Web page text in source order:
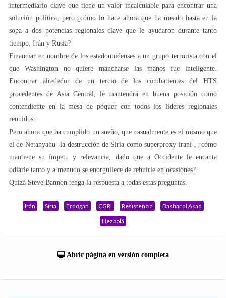
intermediario clave que tiene un valor incalculable para encontrar una
solución política, pero ¿cómo lo hace ahora que ha meado hasta en la
sopa a dos potencias regionales clave que le ayudaron durante tanto
tiempo, Irán y Rusia?
Financiar en nombre de los estadounidenses a un grupo terrorista con el
que Washington no quiere mancharse las manos fue inteligente.
Encontrar alrededor de un tercio de los combatientes del HTS
procedentes de Asia Central, le mantendrá en buena posición como
contendiente en la mesa de póquer con todos los líderes regionales
reunidos.
Pero ahora que ha cumplido un sueño, que casualmente es el mismo que
el de Netanyahu -la destrucción de Siria como superproxy iraní-, ¿cómo
mantiene su ímpetu y relevancia, dado que a Occidente le encanta
odiarle tanto y a menudo se enorgullece de rehuirle en ocasiones?
Quizá Steve Bannon tenga la respuesta a todas estas preguntas.
Irán Siria Erdogan CGRI Resistencia
Bashar al Asad
Hezbolá
Abrir página en versión completa